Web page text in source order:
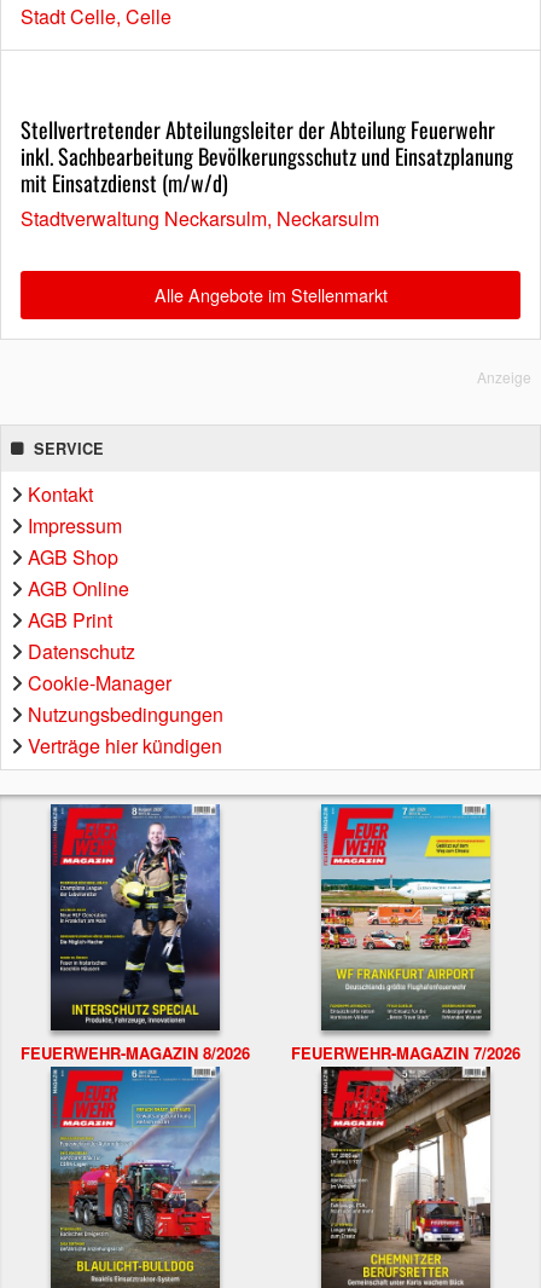
Stadt Celle, Celle
Stellvertretender Abteilungsleiter der Abteilung Feuerwehr
inkl. Sachbearbeitung Bevölkerungsschutz und Einsatzplanung
mit Einsatzdienst (m/w/d)
Stadtverwaltung Neckarsulm, Neckarsulm
Alle Angebote im Stellenmarkt
Anzeige
SERVICE
Kontakt
Impressum
AGB Shop
AGB Online
AGB Print
Datenschutz
Cookie-Manager
Nutzungsbedingungen
Verträge hier kündigen
FEUERWEHR-MAGAZIN 8/2026 FEUERWEHR-MAGAZIN 7/2026